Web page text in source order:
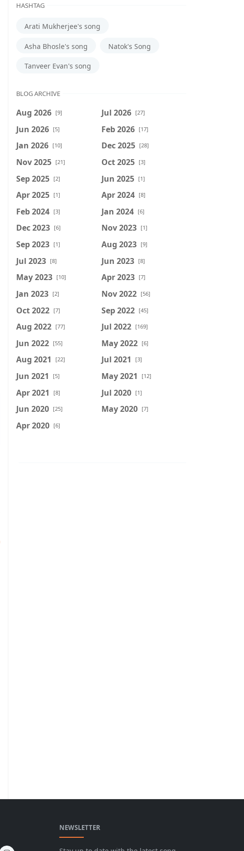
HASHTAG
Arati Mukherjee's song
Asha Bhosle's song Natok's Song
Tanveer Evan's song
BLOG ARCHIVE
Aug 2026 [9] Jul 2026 [27]
Jun 2026 [5] Feb 2026 [17]
Jan 2026 [10] Dec 2025 [28]
Nov 2025 [21] Oct 2025 [3]
Sep 2025 [2] Jun 2025 [1]
Apr 2025 [1] Apr 2024 [8]
Feb 2024 [3] Jan 2024 [6]
Dec 2023 [6] Nov 2023 [1]
Sep 2023 [1] Aug 2023 [9]
Jul 2023 [8] Jun 2023 [8]
May 2023 [10] Apr 2023 [7]
Jan 2023 [2] Nov 2022 [56]
Oct 2022 [7] Sep 2022 [45]
Aug 2022 [77] Jul 2022 [169]
Jun 2022 [55] May 2022 [6]
Aug 2021 [22] Jul 2021 [3]
Jun 2021 [5] May 2021 [12]
Apr 2021 [8] Jul 2020 [1]
Jun 2020 [25] May 2020 [7]
Apr 2020 [6]
NEWSLETTER